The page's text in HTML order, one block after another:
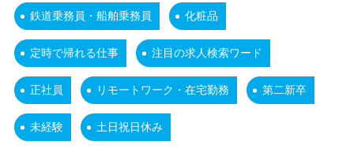
鉄道乗務員・船舶乗務員 化粧品
定時で帰れる仕事 注目の求人検索ワード
正社員 リモートワーク・在宅勤務 第二新卒
未経験 土日祝日休み